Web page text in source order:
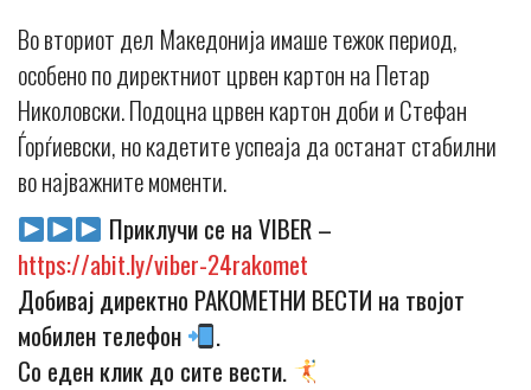
Во вториот дел Македонија имаше тежок период,
особено по директниот црвен картон на Петар
Николовски. Подоцна црвен картон доби и Стефан
Ѓорѓиевски, но кадетите успеаја да останат стабилни
во најважните моменти.
Приклучи се на VIBER –
https://abit.ly/viber-24rakomet
Добивај директно РАКОМЕТНИ ВЕСТИ на твојот
мобилен телефон
.
Со еден клик до сите вести.